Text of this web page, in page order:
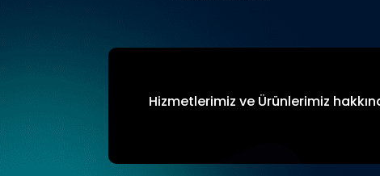
Hizmetlerimiz ve Ürünlerimiz